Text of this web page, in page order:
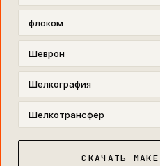
флоком
Шеврон
Шелкография
Шелкотрансфер
СКАЧАТЬ